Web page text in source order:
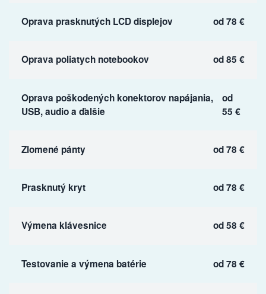
Oprava prasknutých LCD displejov od 78 €
Oprava poliatych notebookov od 85 €
Oprava poškodených konektorov napájania,
USB, audio a ďalšie
od
55 €
Zlomené pánty od 78 €
Prasknutý kryt od 78 €
Výmena klávesnice od 58 €
Testovanie a výmena batérie od 78 €